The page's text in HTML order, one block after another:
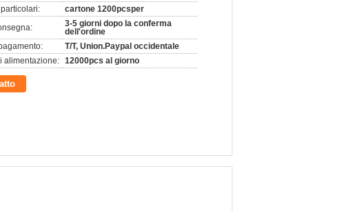
cartone 1200pcsper
3-5 giorni dopo la conferma
dell'ordine
T/T, Union.Paypal occidentale
alimentazione: 12000pcs al giorno